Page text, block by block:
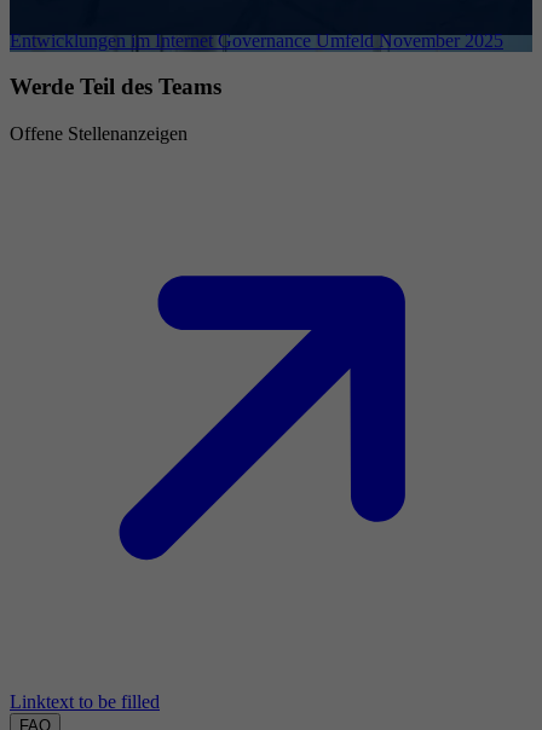
Entwicklungen im Internet Governance Umfeld November 2025
Werde Teil des Teams
Offene Stellenanzeigen
Linktext to be filled
FAQ